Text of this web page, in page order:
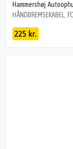
Hammershøj
225 kr.